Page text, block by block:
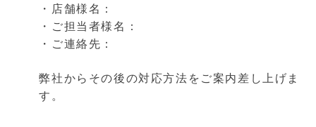
・店舗様名：
・ご担当者様名：
・ご連絡先：
弊社からその後の対応方法をご案内差し上げま
す。